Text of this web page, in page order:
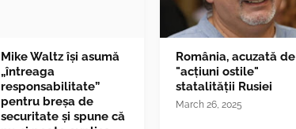
Mike Waltz îşi asumă
„întreaga
responsabilitate”
pentru breşa de
securitate și spune că
România, acuzată de
"acțiuni ostile"
statalității Rusiei
March 26, 2025